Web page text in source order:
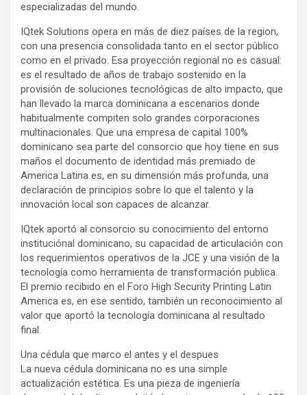
especializadas del mundo.
IQtek Solutions opera en más de diez países de la region,
con una presencia consolidada tanto en el sector público
como en el privado. Esa proyección regional no es casual:
es el resultado de años de trabajo sostenido en la
provisión de soluciones tecnológicas de alto impacto, que
han llevado la marca dominicana a escenarios donde
habitualmente compiten solo grandes corporaciones
multinacionales. Que una empresa de capital 100%
dominicano sea parte del consorcio que hoy tiene en sus
maños el documento de identidad más premiado de
America Latina es, en su dimensión más profunda, una
declaración de principios sobre lo que el talento y la
innovación local son capaces de alcanzar.
IQtek aportó al consorcio su conocimiento del entorno
instituciónal dominicano, su capacidad de articulación con
los requerimientos operativos de la JCE y una visión de la
tecnología como herramienta de transformación publica.
El premio recibido en el Foro High Security Printing Latin
America es, en ese sentido, también un reconocimiento al
valor que aportó la tecnología dominicana al resultado
final.
Una cédula que marco el antes y el despues
La nueva cédula dominicana no es una simple
actualización estética. Es una pieza de ingeniería